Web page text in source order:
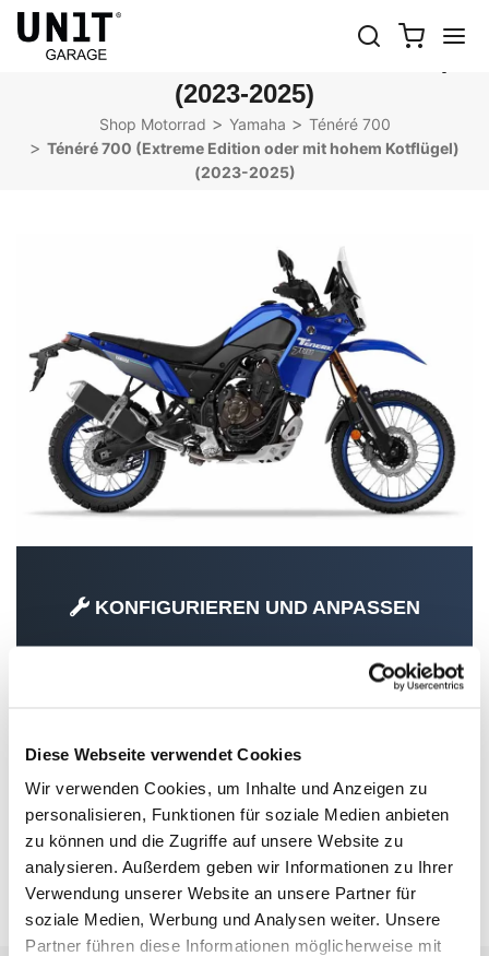
Diese Webseite verwendet Cookies
Wir verwenden Cookies, um Inhalte und Anzeigen zu
personalisieren, Funktionen für soziale Medien anbieten
zu können und die Zugriffe auf unsere Website zu
analysieren. Außerdem geben wir Informationen zu Ihrer
Verwendung unserer Website an unsere Partner für
soziale Medien, Werbung und Analysen weiter. Unsere
Partner führen diese Informationen möglicherweise mit
TÉNÉRÉ 700 (EXTREME EDITION
ODER MIT HOHEM KOTFLÜGEL)
(2023-2025)
Shop Motorrad Yamaha
Ténéré 700
Ténéré 700 (Extreme Edition oder mit hohem Kotflügel)
(2023-2025)
KONFIGURIEREN UND ANPASSEN
TÉNÉRÉ 700 (EXTREME EDITION ODER
MIT HOHEM KOTFLÜGEL) (2023-2025)